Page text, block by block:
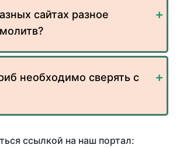
сайтах разное
необходимо сверять с
ссылкой на наш портал: